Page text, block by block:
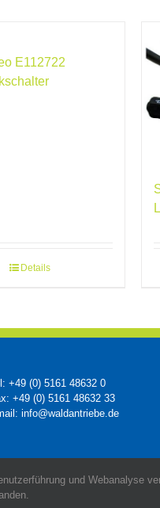
E112722
Details
+49 (0) 5161 48632 0
+49 (0) 5161 48632 33
info@waldantriebe.de
und Webanalyse